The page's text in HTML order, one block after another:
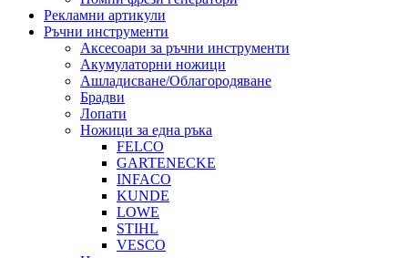
Рекламни артикули
Ръчни инструменти
Аксесоари за ръчни инструменти
Акумулаторни ножици
Ашладисване/Облагородяване
Брадви
Лопати
Ножици за една ръка
FELCO
GARTENECKE
INFACO
KUNDE
LOWE
STIHL
VESCO